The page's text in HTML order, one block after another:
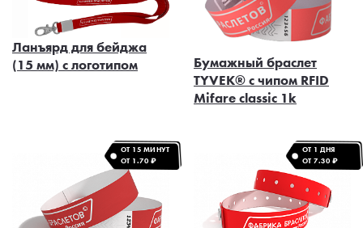
Ланъярд для бейджа
(15 мм) с логотипом
Бумажный браслет
TYVEK® с чипом RFID
Mifare classic 1k
ОТ 15 МИНУТ
ОТ 1.70 ₽
ОТ 1 ДНЯ
ОТ 7.30 ₽